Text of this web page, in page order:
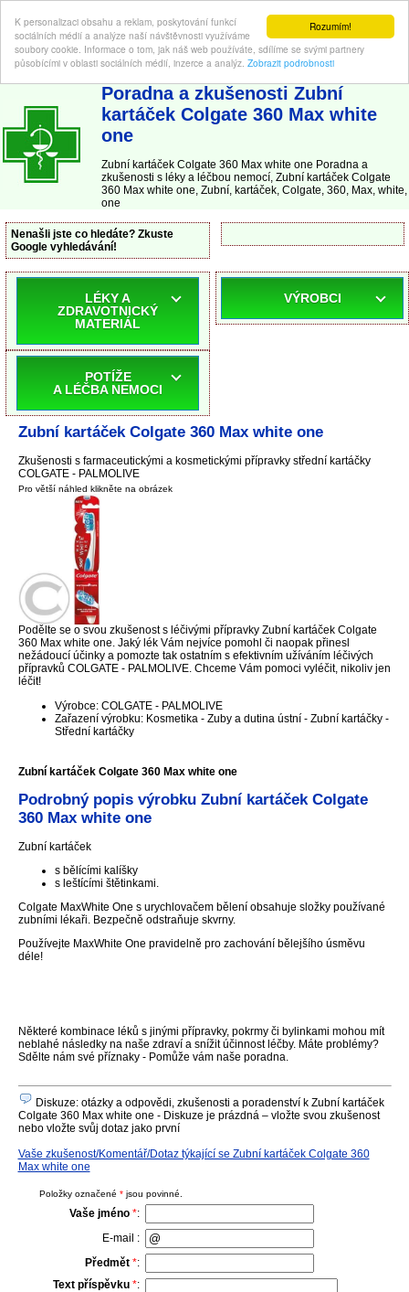
Rozumím!
K personalizaci obsahu a reklam, poskytování funkcí
sociálních médií a analýze naší návštěvnosti využíváme
soubory cookie. Informace o tom, jak náš web používáte, sdílíme se svými partnery
působícími v oblasti sociálních médií, inzerce a analýz. Zobrazit podrobnosti
ABC-LEKARNA.cz | Poradna a zkušenosti s léky a léčbou nemocí
Poradna a zkušenosti Zubní
kartáček Colgate 360 Max white
one
Zubní kartáček Colgate 360 Max white one Poradna a
zkušenosti s léky a léčbou nemocí, Zubní kartáček Colgate
360 Max white one, Zubní, kartáček, Colgate, 360, Max, white,
one
Nenašli jste co hledáte? Zkuste
Google vyhledávání!
LÉKY A
ZDRAVOTNICKÝ
MATERIÁL
POTÍŽE
A LÉČBA NEMOCI
VÝROBCI
Zubní kartáček Colgate 360 Max white one
Zkušenosti s farmaceutickými a kosmetickými přípravky střední kartáčky
COLGATE - PALMOLIVE
Pro větší náhled klikněte na obrázek
Podělte se o svou zkušenost s léčivými přípravky Zubní kartáček Colgate
360 Max white one. Jaký lék Vám nejvíce pomohl či naopak přinesl
nežádoucí účinky a pomozte tak ostatním s efektivním užíváním léčivých
přípravků COLGATE - PALMOLIVE. Chceme Vám pomoci vyléčit, nikoliv jen
léčit!
Výrobce: COLGATE - PALMOLIVE
Zařazení výrobku: Kosmetika - Zuby a dutina ústní - Zubní kartáčky -
Střední kartáčky
Zubní kartáček Colgate 360 Max white one
Podrobný popis výrobku Zubní kartáček Colgate
360 Max white one
Zubní kartáček
s bělícími kalíšky
s leštícími štětinkami.
Colgate MaxWhite One s urychlovačem bělení obsahuje složky používané
zubními lékaři. Bezpečně odstraňuje skvrny.
Používejte MaxWhite One pravidelně pro zachování bělejšího úsměvu
déle!
Některé kombinace léků s jinými přípravky, pokrmy či bylinkami mohou mít
neblahé následky na naše zdraví a snížit účinnost léčby. Máte problémy?
Sdělte nám své příznaky - Pomůže vám naše poradna.
Diskuze: otázky a odpovědi, zkušenosti a poradenství k Zubní kartáček
Colgate 360 Max white one - Diskuze je prázdná – vložte svou zkušenost
nebo vložte svůj dotaz jako první
Vaše zkušenost/Komentář/Dotaz týkající se Zubní kartáček Colgate 360
Max white one
Položky označené * jsou povinné.
Vaše jméno *:
E-mail :
Předmět *:
Text příspěvku *: